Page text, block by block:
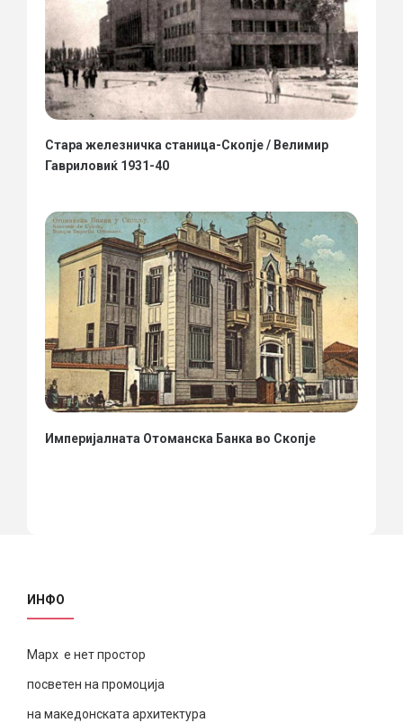
Стара железничка станица-Скопје / Велимир
Гавриловиќ 1931-40
Империјалната Отоманска Банка во Скопје
ИНФО
Марх е нет простор
посветен на промоција
на македонската архитектура